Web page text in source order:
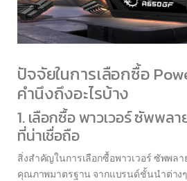
ปัจจัยในการเลือกซื้อ
คำนึงถึงอะไรบ้าง
1. เลือกซื้อ พาวเวอร์ ซัพพล
ที่น่าเชื่อถือ
สิ่งสำคัญในการเลือกซื้อพาวเวอร์ ซัพพล
คุณภาพมาตรฐาน จากแบรนด์ชั้นนำต่าง